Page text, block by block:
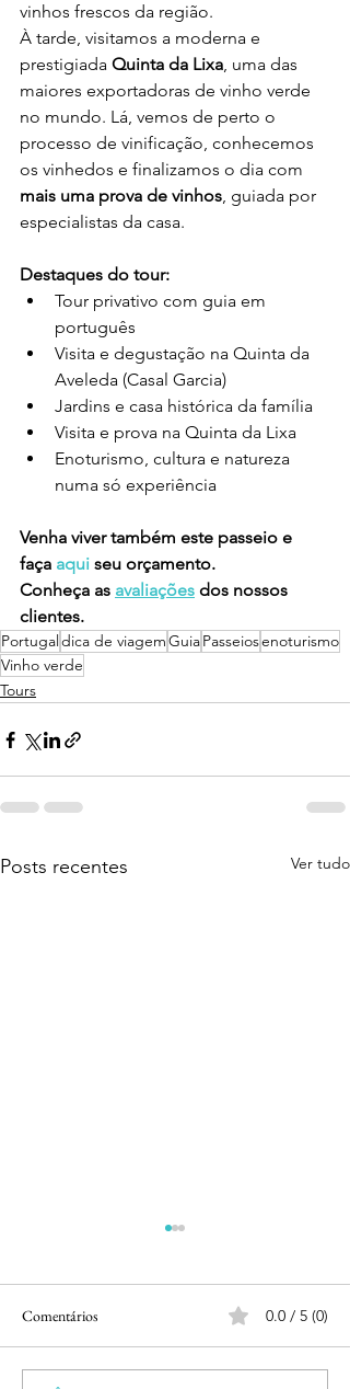
vinhos frescos da região.
À tarde, visitamos a moderna e
prestigiada Quinta da Lixa, uma das
maiores exportadoras de vinho verde
no mundo. Lá, vemos de perto o
processo de vinificação, conhecemos
os vinhedos e finalizamos o dia com
mais uma prova de vinhos, guiada por
especialistas da casa.
Destaques do tour:
Tour privativo com guia em
português
Visita e degustação na Quinta da
Aveleda (Casal Garcia)
Jardins e casa histórica da família
Visita e prova na Quinta da Lixa
Enoturismo, cultura e natureza
numa só experiência
Venha viver também este passeio e
faça aqui seu orçamento.
Conheça as avaliações dos nossos
clientes.
Portugal dica de viagemGuiaPasseiosenoturismo
Vinho verde
Tours
Posts recentes Ver tudo
Porto
Comentários 0.0 / 5 (0)